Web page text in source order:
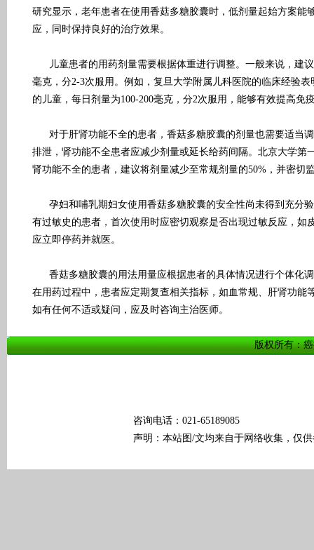
研究显示，老年患者在使用香菇多糖胶囊时，低剂量起始方案能
应，同时保持良好的治疗效果。
儿童患者的用药剂量需要根据体重进行调整。一般来说，建
毫克，分2-3次服用。例如，复旦大学附属儿科医院的临床经验
的儿童，每日剂量为100-200毫克，分2次服用，能够有效提高免
对于肝肾功能不全的患者，香菇多糖胶囊的剂量也需要适当
排泄，肾功能不全患者应减少剂量或延长给药间隔。北京大学第
肾功能不全的患者，建议将剂量减少至常规剂量的50%，并密切
孕妇和哺乳期妇女使用香菇多糖胶囊的安全性尚未得到充分
有过敏史的患者，首次使用时应密切观察是否出现过敏反应，如
应立即停药并就医。
香菇多糖胶囊的用法用量应根据患者的具体情况进行个体化
在用药过程中，患者应定期复查相关指标，如血常规、肝肾功能
如有任何不适或疑问，应及时咨询主治医师。
版权所有：
咨询电话：021-65189085
声明：本站图/文均来自于网络收集，仅